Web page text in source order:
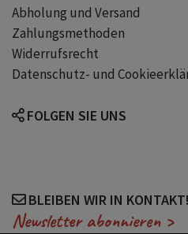
Abholung und Versand
Zahlungsmethoden
Widerrufsrecht
Datenschutz- und
FOLGEN SIE UNS
BLEIBEN WIR IN KONTAKT!
Newsletter abonnieren >